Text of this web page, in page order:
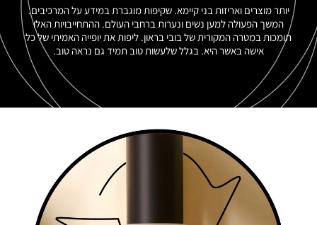
יותר מוצרים ואריזות בני קיימא. שקיפות מוגברת במידע על המרכיבים.
המשך הפעולה למען נשים ונערות ברחבי העולם. ההתחייבויות האלו
תומכות במטרה המקורית של בובי בראון. ליפות את יופייה האמיתי של כל
אישה באשר היא. בגלל שלעשות טוב תמיד גם נראה טוב.